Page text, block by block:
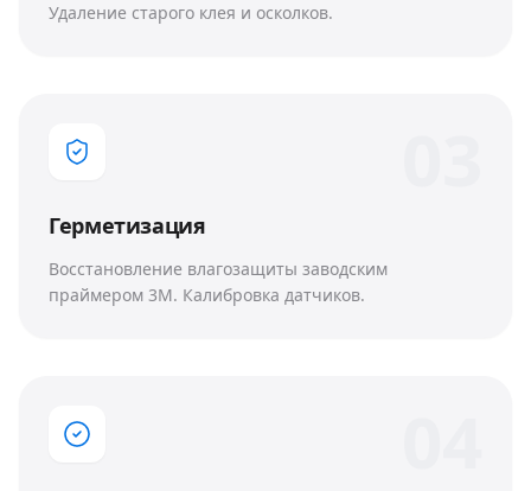
Удаление старого клея и осколков.
Герметизация
Восстановление влагозащиты заводским
праймером 3M. Калибровка датчиков.